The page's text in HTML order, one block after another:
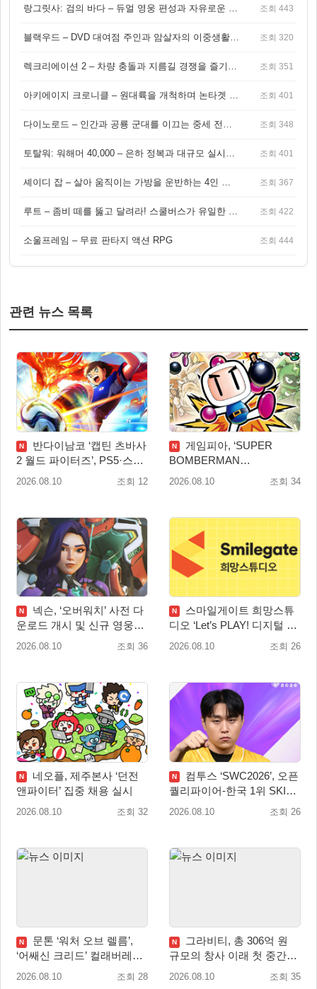
랑그릿사: 검의 바다 – 듀얼 영웅 편성과 자유로운 탐험을 결합한 판타지 전략 RPG 조회 443
블랙우드 – DVD 대여점 주인과 암살자의 이중생활을 그린 3인칭 액션 스릴러 게임 조회 320
렉크리에이션 2 – 차량 충돌과 지름길 경쟁을 즐기는 오픈월드 아케이드 레이싱 게임 조회 351
아키에이지 크로니클 – 원대륙을 개척하며 논타겟 전투를 즐기는 오픈월드 MMORPG 조회 401
다이노로드 – 인간과 공룡 군대를 이끄는 중세 전략 액션 RPG 조회 348
토탈워: 워해머 40,000 – 은하 정복과 대규모 실시간 전투가 결합된 전략 게임! 조회 401
셰이디 잡 – 살아 움직이는 가방을 운반하는 4인 협동 물리 어드벤처 게임 조회 367
루트 – 좀비 떼를 뚫고 달려라! 스쿨버스가 유일한 집이 되는 4인 협동 생존 게임 조회 422
소울프레임 – 무료 판타지 액션 RPG 조회 444
관련 뉴스 목록
N
반다이남코 ‘캡틴 츠바사
2 월드 파이터즈’, PS5·스위
치 패키지 선주문 실시
2026.08.10 조회 12
N
게임피아, ‘SUPER
BOMBERMAN
COLLECTION’ PS5·스위치
2026.08.10 조회 34
N
넥슨, ‘오버워치’ 사전 다
운로드 개시 및 신규 영웅
‘디몬(D.Mon)’ 공개!
2026.08.10 조회 36
N
스마일게이트 희망스튜
디오 ‘Let’s PLAY! 디지털 창
작 탐험대’ 참여 기관 및 멘
2026.08.10 조회 26
N
네오플, 제주본사 ‘던전
앤파이터’ 집중 채용 실시
2026.08.10 조회 32
N
컴투스 ‘SWC2026’, 오픈
퀄리파이어-한국 1위 SKIT
월드 파이널 진출!
2026.08.10 조회 26
N
문톤 ‘워처 오브 렐름’,
‘어쌔신 크리드’ 컬래버레이
션 8월 20일 실시
2026.08.10 조회 28
N
그라비티, 총 306억 원
규모의 창사 이래 첫 중간배
당 확정
2026.08.10 조회 35